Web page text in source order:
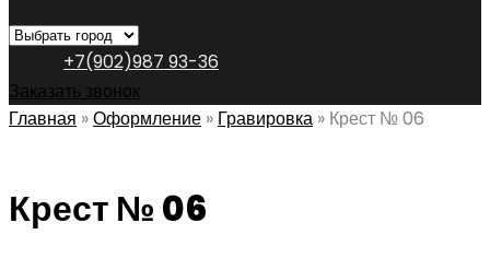
+7(902)987 93-36
Заказать звонок
Главная »Оформление » Гравировка » Крест № 06
Крест № 06